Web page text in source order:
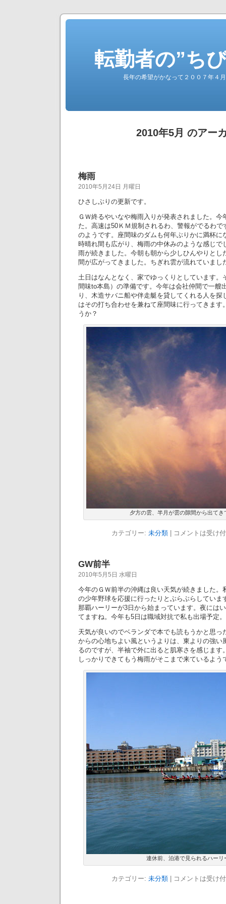
転勤者の”ち
長年の希望がかなって２００７年４
2010年5月 のアー
梅雨
2010年5月24日 月曜日
ひさしぶりの更新です。
ＧＷ終るやいなや梅雨入りが発表されました。今
た。高速は50ＫＭ規制されるわ、警報がでるわ
のようです。座間味のダムも何年ぶりかに満杯に
時晴れ間も広がり、梅雨の中休みのような感じで
雨が続きました。今朝も朝から少しひんやりとし
間が広がってきました。ちぎれ雲が流れていまし
土日はなんとなく、家でゆっくりとしています。
間味to本島）の準備です。今年は会社仲間で一艘
り、木造サバニ船や伴走艇を貸してくれる人を探
はその打ち合わせを兼ねて座間味に行ってきます
うか？
夕方の雲、半月が雲の隙間から出て
カテゴリー: 未分類 コメントは受け
GW前半
2010年5月5日 水曜日
今年のＧＷ前半の沖縄は良い天気が続きました。
の少年野球を応援に行ったりとぶらぶらしていま
那覇ハーリーが3日から始まっています。夜には
てますね。今年も5日は職域対抗で私も出場予定。
天気が良いのでベランダで本でも読もうかと思っ
からの心地ちよい風というよりは、東よりの強い
るのですが、半袖で外に出ると肌寒さを感じます
しっかりできてもう梅雨がそこまで来ているよう
連休前、泊港で見られるハーリ
カテゴリー: 未分類 コメントは受け